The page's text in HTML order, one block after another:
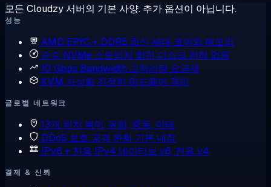
모든 Cloudzy 서버의 기본 사양. 추가 옵션이 아닙니다.
성능
AMD EPYC + DDR5 최신 세대 코어와 메모리
순수 NVMe 스토리지 회전 디스크 전혀 없음
10 Gbps Bandwidth 고처리량 요금제
KVM 가상화 진정한 하드웨어 격리
글로벌 네트워크
13개 위치 북미, 유럽, 중동, 아태
DDoS 보호 공격 완화 기본 내장
IPv6 + 전용 IPv4 네이티브 v6, 전용 v4
결제 & 신뢰